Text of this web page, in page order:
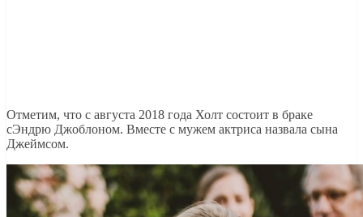
Отметим, что с августа 2018 года Холт состоит в браке
сЭндрю Джоблоном. Вместе с мужем актриса назвала сына
Джеймсом.